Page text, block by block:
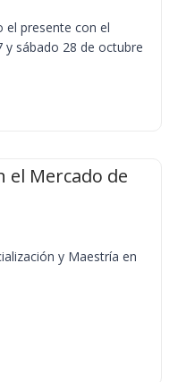
el presente con el
y sábado 28 de octubre
el Mercado de
y Maestría en